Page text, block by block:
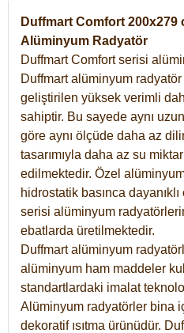
Duffmart Comfort 200x279
Alüminyum Radyatör
Duffmart Comfort serisi
Duffmart alüminyum
geliştirilen yüksek verimli
sahiptir. Bu sayede aynı
göre aynı ölçüde daha az
tasarımıyla daha az su
edilmektedir. Özel
hidrostatik basınca
serisi alüminyum
ebatlarda üretilmektedir.
Duffmart alüminyum
alüminyum ham maddeler
standartlardaki imalat
Alüminyum radyatörler bina
dekoratif ısıtma ürünüdür.